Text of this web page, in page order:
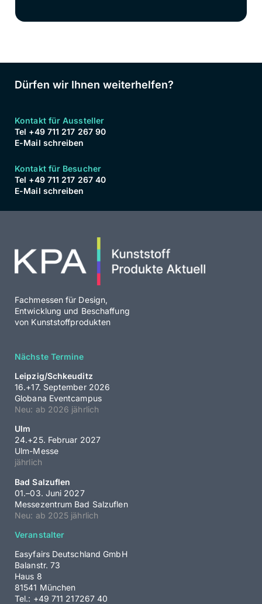
Dürfen wir Ihnen weiterhelfen?
Kontakt für Aussteller
Tel +49 711 217 267 90
E-Mail schreiben
Kontakt für Besucher
Tel +49 711 217 267 40
E-Mail schreiben
Fachmessen für Design,
Entwicklung und Beschaffung
von Kunststoffprodukten
Nächste Termine
Leipzig/Schkeuditz
16.+17. September 2026
Globana Eventcampus
Neu: ab 2026 jährlich
Ulm
24.+25. Februar 2027
Ulm-Messe
jährlich
Bad Salzuflen
01.–03. Juni 2027
Messezentrum Bad Salzuflen
Neu: ab 2025 jährlich
Veranstalter
Easyfairs Deutschland GmbH
Balanstr. 73
Haus 8
81541 München
Tel.: +49 711 217267 40